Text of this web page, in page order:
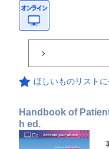
ほしいものリスト
Handbook of
h ed.